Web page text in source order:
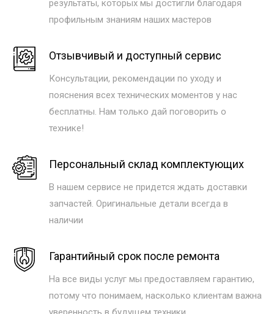
результаты, которых мы достигли благодаря
профильным знаниям наших мастеров
Отзывчивый и доступный сервис
Консультации, рекомендации по уходу и
пояснения всех технических моментов у нас
бесплатны. Нам только дай поговорить о
технике!
Персональный склад комплектующих
В нашем сервисе не придется ждать доставки
запчастей. Оригинальные детали всегда в
наличии
Гарантийный срок после ремонта
На все виды услуг мы предоставляем гарантию,
потому что понимаем, насколько клиентам важна